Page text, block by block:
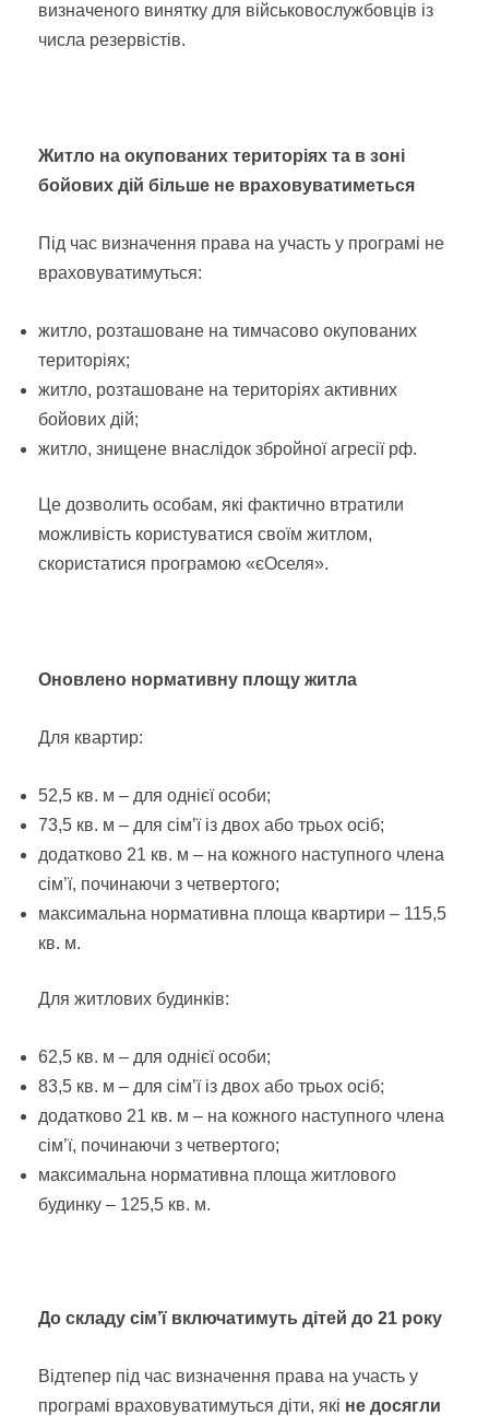
визначеного винятку для військовослужбовців із
числа резервістів.
Житло на окупованих територіях та в зоні
бойових дій більше не враховуватиметься
Під час визначення права на участь у програмі не
враховуватимуться:
житло, розташоване на тимчасово окупованих
територіях;
житло, розташоване на територіях активних
бойових дій;
житло, знищене внаслідок збройної агресії рф.
Це дозволить особам, які фактично втратили
можливість користуватися своїм житлом,
скористатися програмою «єОселя».
Оновлено нормативну площу житла
Для квартир:
52,5 кв. м – для однієї особи;
73,5 кв. м – для сім’ї із двох або трьох осіб;
додатково 21 кв. м – на кожного наступного члена
сім’ї, починаючи з четвертого;
максимальна нормативна площа квартири – 115,5
кв. м.
Для житлових будинків:
62,5 кв. м – для однієї особи;
83,5 кв. м – для сім’ї із двох або трьох осіб;
додатково 21 кв. м – на кожного наступного члена
сім’ї, починаючи з четвертого;
максимальна нормативна площа житлового
будинку – 125,5 кв. м.
До складу сім’ї включатимуть дітей до 21 року
Відтепер під час визначення права на участь у
програмі враховуватимуться діти, які не досягли